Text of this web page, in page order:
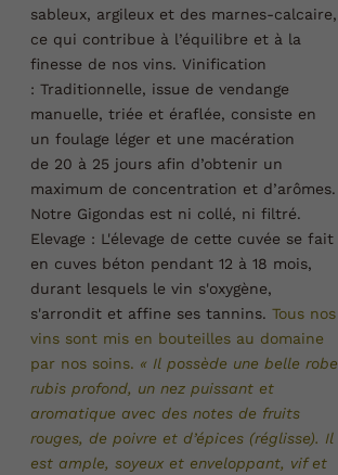
sableux, argileux et des marnes-calcaire,
ce qui contribue à l’équilibre et à la
finesse de nos vins. Vinification
: Traditionnelle, issue de vendange
manuelle, triée et éraflée, consiste en
un foulage léger et une macération
de 20 à 25 jours afin d’obtenir un
maximum de concentration et d’arômes.
Notre Gigondas est ni collé, ni filtré.
Elevage : L'élevage de cette cuvée se fait
en cuves béton pendant 12 à 18 mois,
durant lesquels le vin s'oxygène,
s'arrondit et affine ses tannins. Tous nos
vins sont mis en bouteilles au domaine
par nos soins. « Il possède une belle robe
rubis profond, un nez puissant et
aromatique avec des notes de fruits
rouges, de poivre et d’épices (réglisse). Il
est ample, soyeux et enveloppant, vif et